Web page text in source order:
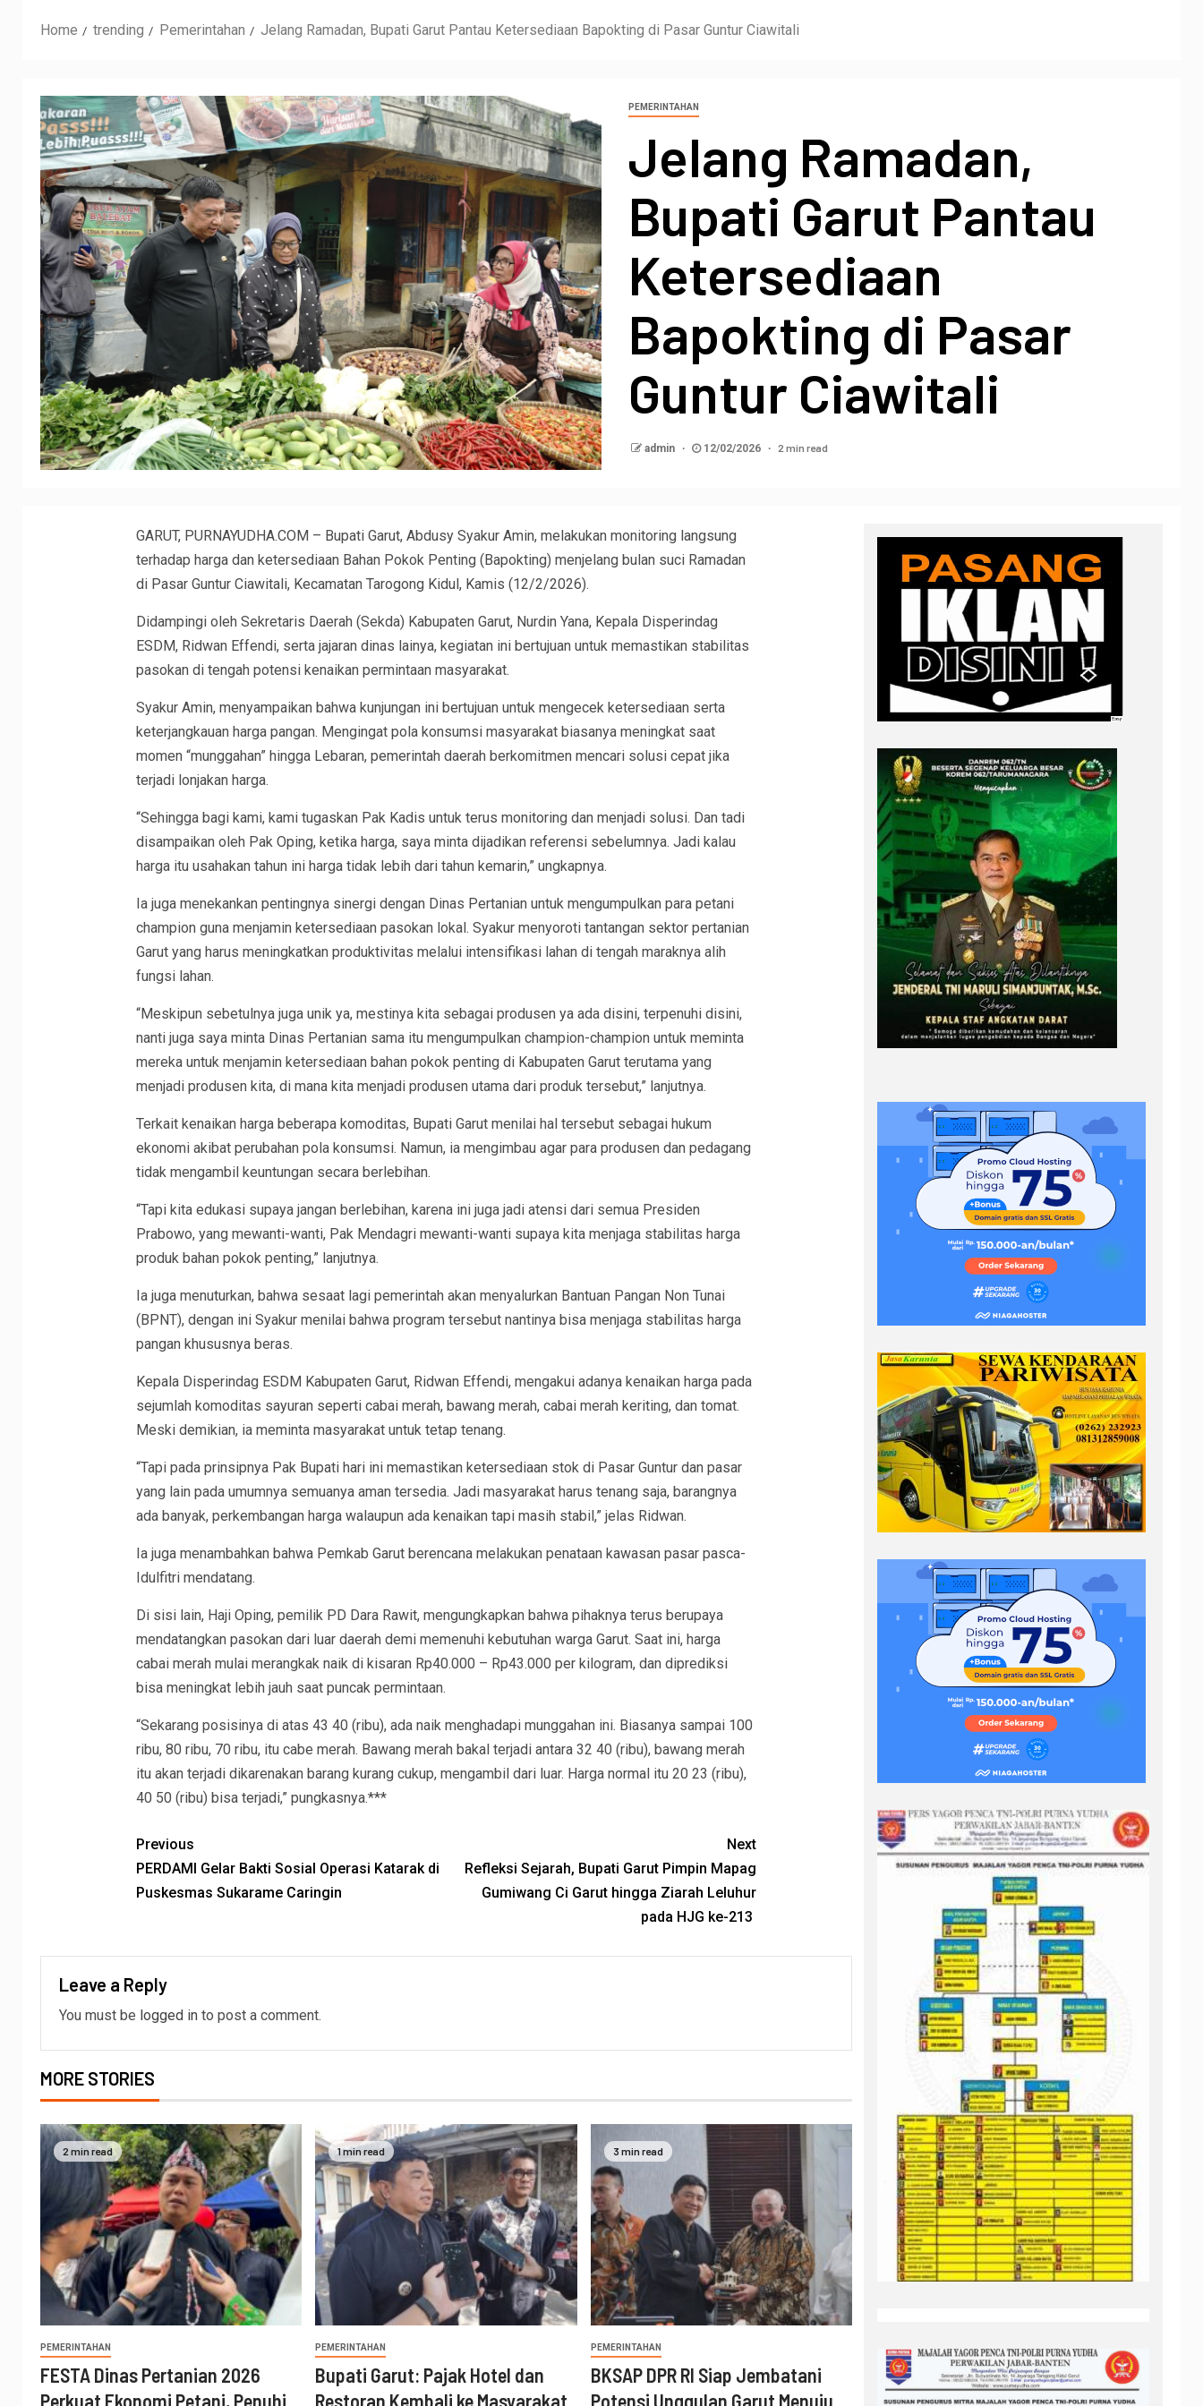
Home trending Pemerintahan Jelang Ramadan, Bupati Garut Pantau Ketersediaan Bapokting di Pasar Guntur Ciawitali
PEMERINTAHAN
Jelang Ramadan,
Bupati Garut Pantau
Ketersediaan
Bapokting di Pasar
Guntur Ciawitali
admin 12/02/2026 2 min read
GARUT, PURNAYUDHA.COM – Bupati Garut, Abdusy Syakur Amin, melakukan monitoring langsung
terhadap harga dan ketersediaan Bahan Pokok Penting (Bapokting) menjelang bulan suci Ramadan
di Pasar Guntur Ciawitali, Kecamatan Tarogong Kidul, Kamis (12/2/2026).
Didampingi oleh Sekretaris Daerah (Sekda) Kabupaten Garut, Nurdin Yana, Kepala Disperindag
ESDM, Ridwan Effendi, serta jajaran dinas lainya, kegiatan ini bertujuan untuk memastikan stabilitas
pasokan di tengah potensi kenaikan permintaan masyarakat.
Syakur Amin, menyampaikan bahwa kunjungan ini bertujuan untuk mengecek ketersediaan serta
keterjangkauan harga pangan. Mengingat pola konsumsi masyarakat biasanya meningkat saat
momen “munggahan” hingga Lebaran, pemerintah daerah berkomitmen mencari solusi cepat jika
terjadi lonjakan harga.
“Sehingga bagi kami, kami tugaskan Pak Kadis untuk terus monitoring dan menjadi solusi. Dan tadi
disampaikan oleh Pak Oping, ketika harga, saya minta dijadikan referensi sebelumnya. Jadi kalau
harga itu usahakan tahun ini harga tidak lebih dari tahun kemarin,” ungkapnya.
Ia juga menekankan pentingnya sinergi dengan Dinas Pertanian untuk mengumpulkan para petani
champion guna menjamin ketersediaan pasokan lokal. Syakur menyoroti tantangan sektor pertanian
Garut yang harus meningkatkan produktivitas melalui intensifikasi lahan di tengah maraknya alih
fungsi lahan.
“Meskipun sebetulnya juga unik ya, mestinya kita sebagai produsen ya ada disini, terpenuhi disini,
nanti juga saya minta Dinas Pertanian sama itu mengumpulkan champion-champion untuk meminta
mereka untuk menjamin ketersediaan bahan pokok penting di Kabupaten Garut terutama yang
menjadi produsen kita, di mana kita menjadi produsen utama dari produk tersebut,” lanjutnya.
Terkait kenaikan harga beberapa komoditas, Bupati Garut menilai hal tersebut sebagai hukum
ekonomi akibat perubahan pola konsumsi. Namun, ia mengimbau agar para produsen dan pedagang
tidak mengambil keuntungan secara berlebihan.
“Tapi kita edukasi supaya jangan berlebihan, karena ini juga jadi atensi dari semua Presiden
Prabowo, yang mewanti-wanti, Pak Mendagri mewanti-wanti supaya kita menjaga stabilitas harga
produk bahan pokok penting,” lanjutnya.
Ia juga menuturkan, bahwa sesaat lagi pemerintah akan menyalurkan Bantuan Pangan Non Tunai
(BPNT), dengan ini Syakur menilai bahwa program tersebut nantinya bisa menjaga stabilitas harga
pangan khususnya beras.
Kepala Disperindag ESDM Kabupaten Garut, Ridwan Effendi, mengakui adanya kenaikan harga pada
sejumlah komoditas sayuran seperti cabai merah, bawang merah, cabai merah keriting, dan tomat.
Meski demikian, ia meminta masyarakat untuk tetap tenang.
“Tapi pada prinsipnya Pak Bupati hari ini memastikan ketersediaan stok di Pasar Guntur dan pasar
yang lain pada umumnya semuanya aman tersedia. Jadi masyarakat harus tenang saja, barangnya
ada banyak, perkembangan harga walaupun ada kenaikan tapi masih stabil,” jelas Ridwan.
Ia juga menambahkan bahwa Pemkab Garut berencana melakukan penataan kawasan pasar pasca-
Idulfitri mendatang.
Di sisi lain, Haji Oping, pemilik PD Dara Rawit, mengungkapkan bahwa pihaknya terus berupaya
mendatangkan pasokan dari luar daerah demi memenuhi kebutuhan warga Garut. Saat ini, harga
cabai merah mulai merangkak naik di kisaran Rp40.000 – Rp43.000 per kilogram, dan diprediksi
bisa meningkat lebih jauh saat puncak permintaan.
“Sekarang posisinya di atas 43 40 (ribu), ada naik menghadapi munggahan ini. Biasanya sampai 100
ribu, 80 ribu, 70 ribu, itu cabe merah. Bawang merah bakal terjadi antara 32 40 (ribu), bawang merah
itu akan terjadi dikarenakan barang kurang cukup, mengambil dari luar. Harga normal itu 20 23 (ribu),
40 50 (ribu) bisa terjadi,” pungkasnya.***
Previous
PERDAMI Gelar Bakti Sosial Operasi Katarak di
Puskesmas Sukarame Caringin
Next
‎Refleksi Sejarah, Bupati Garut Pimpin Mapag
Gumiwang Ci Garut hingga Ziarah Leluhur
pada HJG ke-213 ‎
Leave a Reply
You must be logged in to post a comment.
MORE STORIES
2 min read
PEMERINTAHAN
FESTA Dinas Pertanian 2026
Perkuat Ekonomi Petani, Penuhi
1 min read
PEMERINTAHAN
Bupati Garut: Pajak Hotel dan
Restoran Kembali ke Masyarakat
3 min read
PEMERINTAHAN
BKSAP DPR RI Siap Jembatani
Potensi Unggulan Garut Menuju